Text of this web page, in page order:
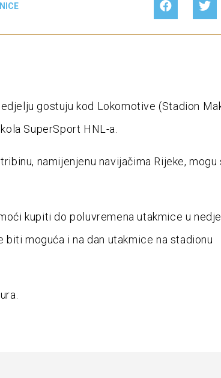
gostuju kod Lokomotive (Stadion
SuperSport HNL-a.
namijenjenu navijačima Rijeke, mogu
kupiti do poluvremena utakmice u
biti moguća i na dan utakmice na stadionu